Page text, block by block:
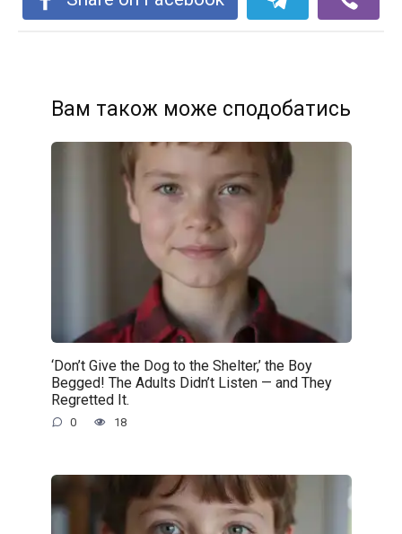
Вам також може сподобатись
‘Don’t Give the Dog to the Shelter,’ the Boy
Begged! The Adults Didn’t Listen — and They
Regretted It.
0 18